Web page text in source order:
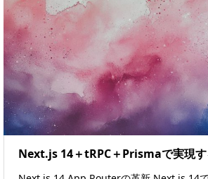
Next.js 14＋tRPC＋Prismaで実現